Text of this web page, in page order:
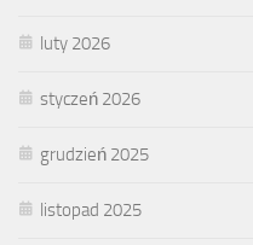
luty 2026
styczeń 2026
grudzień 2025
listopad 2025